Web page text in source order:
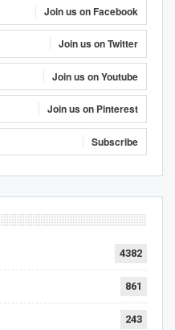
Join us on Facebook
Join us on Twitter
Join us on Youtube
Join us on Pinterest
Subscribe
4382
861
243